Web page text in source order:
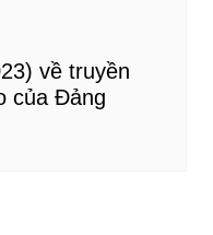
về truyền
của Đảng